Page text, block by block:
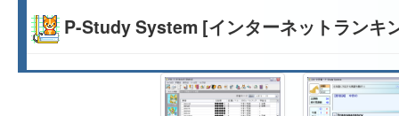
P-Study System [インターネットランキ